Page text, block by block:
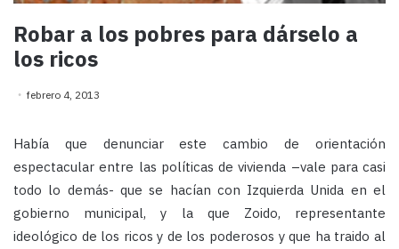
Robar a los pobres para dárselo a
los ricos
febrero 4, 2013
Había que denunciar este cambio de orientación
espectacular entre las políticas de vivienda –vale para casi
todo lo demás- que se hacían con Izquierda Unida en el
gobierno municipal, y la que Zoido, representante
ideológico de los ricos y de los poderosos y que ha traido al